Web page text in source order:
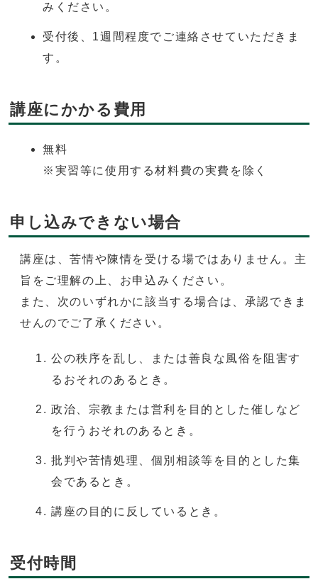
みください。
受付後、1週間程度でご連絡させていただきま
す。
講座にかかる費用
無料
※実習等に使用する材料費の実費を除く
申し込みできない場合
講座は、苦情や陳情を受ける場ではありません。主
旨をご理解の上、お申込みください。
また、次のいずれかに該当する場合は、承認できま
せんのでご了承ください。
公の秩序を乱し、または善良な風俗を阻害す
るおそれのあるとき。
政治、宗教または営利を目的とした催しなど
を行うおそれのあるとき。
批判や苦情処理、個別相談等を目的とした集
会であるとき。
講座の目的に反しているとき。
受付時間